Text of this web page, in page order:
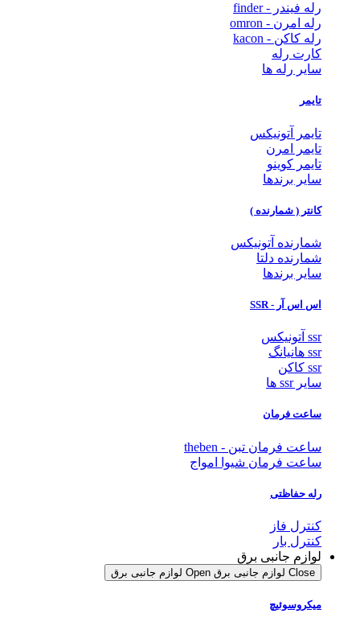
رله فیندر - finder
رله امرن - omron
رله کاکن - kacon
کارت رله
سایر رله ها
تایمر
تایمر آتونیکس
تایمر امرن
تایمر کوینو
سایر برندها
کانتر ( شمارنده )
شمارنده آتونیکس
شمارنده دلتا
سایر برندها
اس اس آر - SSR
ssr آتونیکس
ssr هانیانگ
ssr کاکن
سایر ssr ها
ساعت فرمان
ساعت فرمان تبن - theben
ساعت فرمان شیوا امواج
رله حفاظتی
کنترل فاز
کنترل بار
لوازم جانبی برق
Close لوازم جانبی برق Open لوازم جانبی برق
میکروسوئیچ